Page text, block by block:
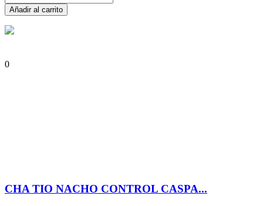
Añadir al carrito
0
CHA TIO NACHO CONTROL CASPA...